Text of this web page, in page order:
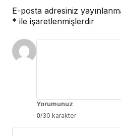
E-posta adresiniz
* ile işaretlenmişlerdir
Yorumunuz
0/30 karakter